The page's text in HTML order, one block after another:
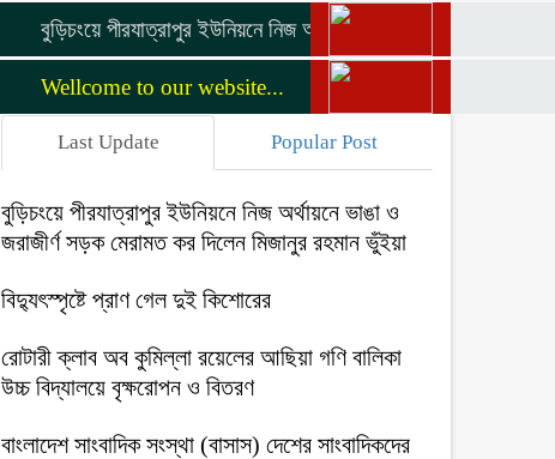
বুড়িচংয়ে পীরযাত্রাপুর ইউনিয়নে নিজ অর্থায়নে ভাঙা ও জরাজীর্ণ সড়ক
Wellcome to our website...
Last Update Popular Post
বুড়িচংয়ে পীরযাত্রাপুর ইউনিয়নে নিজ অর্থায়নে ভাঙা ও
জরাজীর্ণ সড়ক মেরামত কর দিলেন মিজানুর রহমান ভুঁইয়া
বিদ্যুৎস্পৃষ্টে প্রাণ গেল দুই কিশোরের
রোটারী ক্লাব অব কুমিল্লা রয়েলের আছিয়া গণি বালিকা
উচ্চ বিদ্যালয়ে বৃক্ষরোপন ও বিতরণ
বাংলাদেশ সাংবাদিক সংস্থা (বাসাস) দেশের সাংবাদিকদের